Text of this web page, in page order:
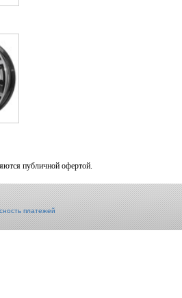
публичной офертой.
платежей